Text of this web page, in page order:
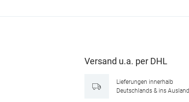
Versand u.a. per DHL
Lieferungen innerhalb
Deutschlands & ins Ausland